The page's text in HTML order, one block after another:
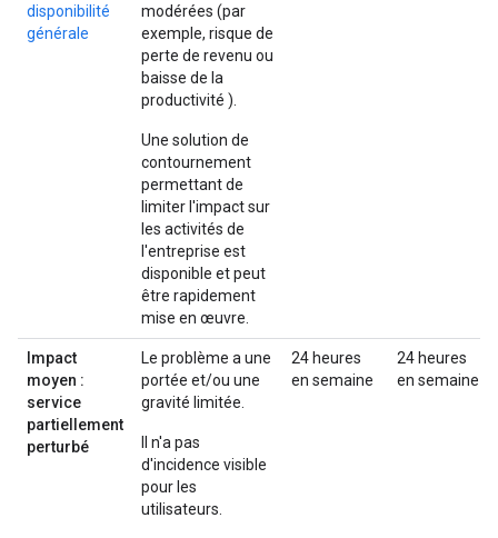
disponibilité
générale
modérées (par
exemple, risque de
perte de revenu ou
baisse de la
productivité ).
Une solution de
contournement
permettant de
limiter l'impact sur
les activités de
l'entreprise est
disponible et peut
être rapidement
mise en œuvre.
Impact
moyen :
service
partiellement
perturbé
Le problème a une
portée et/ou une
gravité limitée.
Il n'a pas
d'incidence visible
pour les
utilisateurs.
24 heures
en semaine
24 heures
en semaine